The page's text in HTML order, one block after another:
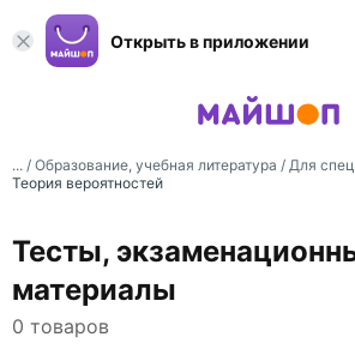
Открыть в приложении
... / Образование, учебная литература / Для
Теория вероятностей
Тесты,
материалы
0 товаров